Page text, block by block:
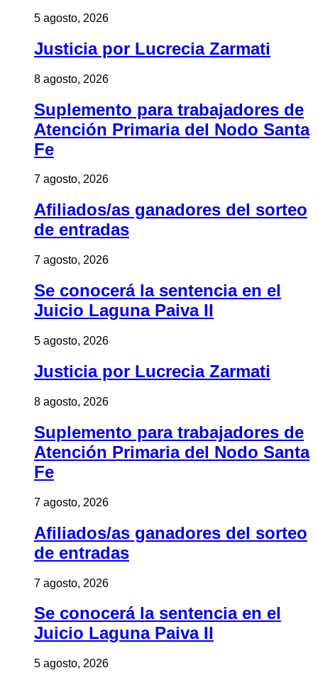
5 agosto, 2026
Justicia por Lucrecia Zarmati
8 agosto, 2026
Suplemento para trabajadores de
Atención Primaria del Nodo Santa
Fe
7 agosto, 2026
Afiliados/as ganadores del sorteo
de entradas
7 agosto, 2026
Se conocerá la sentencia en el
Juicio Laguna Paiva II
5 agosto, 2026
Justicia por Lucrecia Zarmati
8 agosto, 2026
Suplemento para trabajadores de
Atención Primaria del Nodo Santa
Fe
7 agosto, 2026
Afiliados/as ganadores del sorteo
de entradas
7 agosto, 2026
Se conocerá la sentencia en el
Juicio Laguna Paiva II
5 agosto, 2026